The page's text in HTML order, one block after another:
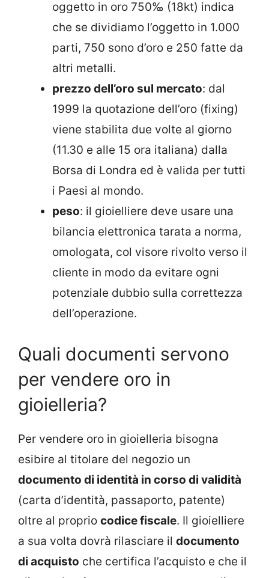
oggetto in oro 750‰ (18kt) indica
che se dividiamo l’oggetto in 1.000
parti, 750 sono d’oro e 250 fatte da
altri metalli.
prezzo dell’oro sul mercato: dal
1999 la quotazione dell’oro (fixing)
viene stabilita due volte al giorno
(11.30 e alle 15 ora italiana) dalla
Borsa di Londra ed è valida per tutti
i Paesi al mondo.
peso: il gioielliere deve usare una
bilancia elettronica tarata a norma,
omologata, col visore rivolto verso il
cliente in modo da evitare ogni
potenziale dubbio sulla correttezza
dell’operazione.
Quali documenti servono
per vendere oro in
gioielleria?
Per vendere oro in gioielleria bisogna
esibire al titolare del negozio un
documento di identità in corso di validità
(carta d’identità, passaporto, patente)
oltre al proprio codice fiscale. Il gioielliere
a sua volta dovrà rilasciare il documento
di acquisto che certifica l’acquisto e che il